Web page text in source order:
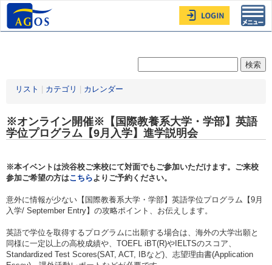
リスト カテゴリ カレンダー
※オンライン開催※【国際教養系大学・学部】英語
学位プログラム【9月入学】進学説明会
※本イベントは渋谷校ご来校にて対面でもご参加いただけます。ご来校
参加ご希望の方はこちらよりご予約ください。
意外に情報が少ない【国際教養系大学・学部】英語学位プログラム【9月
入学/ September Entry】の攻略ポイント、お伝えします。
英語で学位を取得するプログラムに出願する場合は、海外の大学出願と
同様に一定以上の高校成績や、TOEFL iBT(R)やIELTSのスコア、
Standardized Test Scores(SAT, ACT, IBなど)、志望理由書(Application